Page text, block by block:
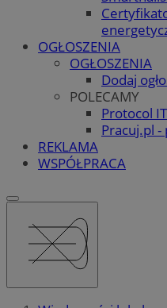
OGŁOSZENIA
OGŁOSZENIA
Dodaj
POLECAMY
Protocol IT
Pracuj.pl -
REKLAMA
WSPÓŁPRACA